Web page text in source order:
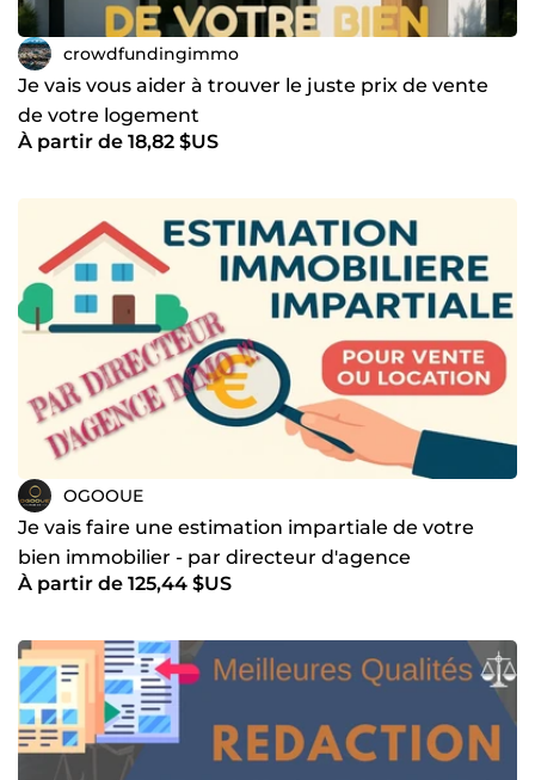
crowdfundingimmo
Je vais vous aider à trouver le juste prix de vente
de votre logement
À partir de 18,82 $US
OGOOUE
Je vais faire une estimation impartiale de votre
bien immobilier - par directeur d'agence
immobilière
À partir de 125,44 $US